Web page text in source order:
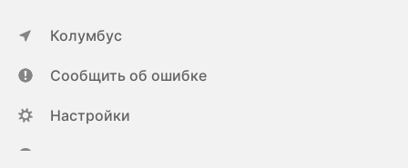
Колумбус
Сообщить об ошибке
Настройки